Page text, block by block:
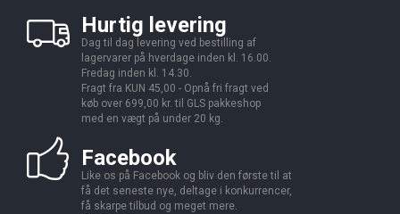
Hurtig levering
Dag til dag levering ved bestilling af
lagervarer på hverdage inden kl. 16.00.
Fredag inden kl. 14.30.
Fragt fra KUN 45,00 - Opnå fri fragt ved
køb over 699,00 kr. til GLS pakkeshop
med en vægt på under 20 kg.
Facebook
Like os på Facebook og bliv den første til at
få det seneste nye, deltage i konkurrencer,
få skarpe tilbud og meget mere.